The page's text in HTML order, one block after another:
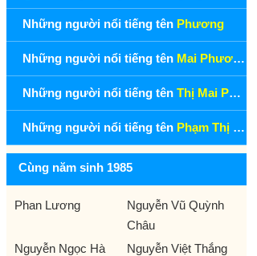
Những người nổi tiếng tên Phương
Những người nổi tiếng tên Mai Phương
Những người nổi tiếng tên Thị Mai Phương
Những người nổi tiếng tên Phạm Thị Mai Phương
Cùng năm sinh 1985
Phan Lương
Nguyễn Vũ Quỳnh
Châu
Nguyễn Ngọc Hà
Nguyễn Việt Thắng